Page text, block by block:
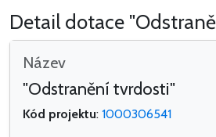
Detail dotace
Název
"Odstranění tvrdosti"
Kód projektu: 1000306541